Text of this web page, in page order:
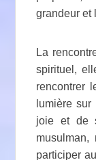
grandeur et
La
spirituel,
rencontrer
lumière
joie et de
participer